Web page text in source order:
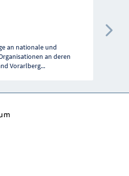
an nationale und
an deren
Vorarlberg...